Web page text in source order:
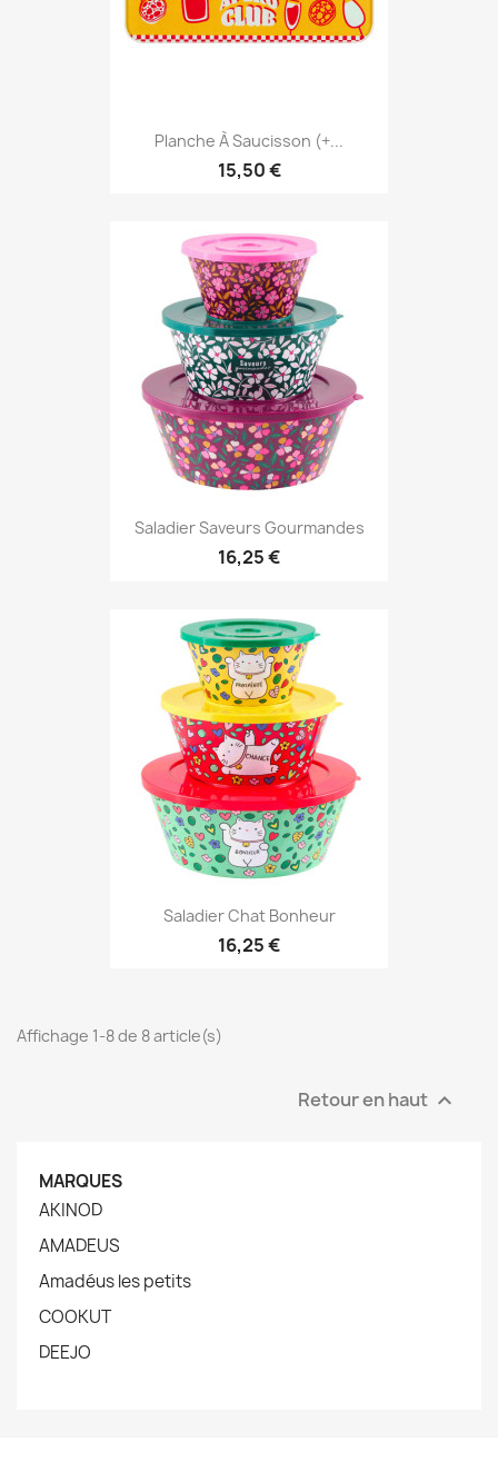
Planche À Saucisson (+...
15,50 €
Saladier Saveurs Gourmandes
16,25 €
Saladier Chat Bonheur
16,25 €
Affichage 1-8 de 8 article(s)
Retour en haut 
MARQUES
AKINOD
AMADEUS
Amadéus les petits
COOKUT
DEEJO